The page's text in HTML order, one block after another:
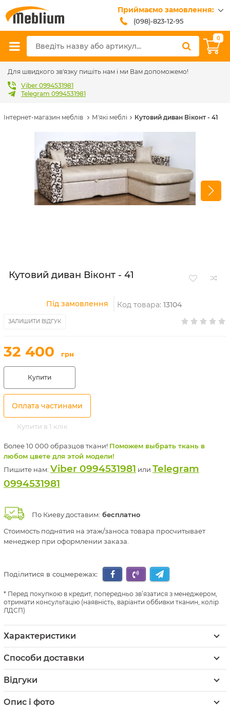
Приймаємо замовлення:
(098)-823-12-95
(099)-608-42-32
(093)-618-62-02
sales@meblium.com.ua
0
Для швидкого зв'язку пишіть нам і ми Вам допоможемо!
Viber 0994531981
Telegram 0994531981
Інтернет-магазин меблів М'які меблі Кутовий диван Віконт - 41
Кутовий диван Віконт - 41
Під замовлення Код товара: 13104
ЗАЛИШИТИ ВІДГУК
32 400 грн
Купити
Оплата частинами
Купити в 1 клік
Более 10 000 образцов ткани! Поможем выбрать ткань в
любом цвете для этой модели!
Пишите нам: Viber 0994531981 или Telegram
0994531981
По Киеву доставим: бесплатно
Стоимость поднятия на этаж/заноса товара просчитывает
менеджер при оформлении заказа.
Поділитися в соцмережах:
Перед покупкою в кредит, попередньо зв’язатися з менеджером,
отримати консультацію (наявність, варіанти оббивки тканин, колір
ЛДСП)
Характеристики
Способи доставки
Відгуки
Опис і фото